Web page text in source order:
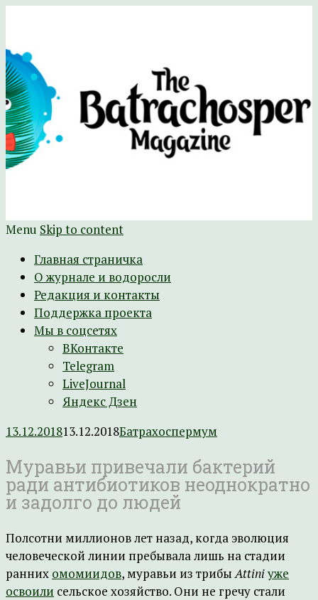
The Batrachospermum Magazine
Батрахоспермум (официальный сайт)
Menu Skip to content
Главная страничка
О журнале и водоросли
Редакция и контакты
Поддержка проекта
Мы в соцсетях
ВКонтакте
Telegram
LiveJournal
Яндекс Дзен
13.12.201813.12.2018Батрахоспермум
Муравьи привечали бактерий
ради антибиотиков неоднократно
и задолго до людей
Полсотни миллионов лет назад, когда эволюция
человеческой линии пребывала лишь на стадии
ранних омомиидов, муравьи из трибыAttiniуже
освоили сельское хозяйство. Они не гречу стали